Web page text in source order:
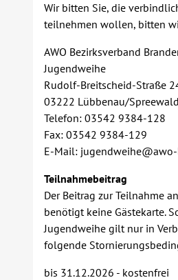
Wir bitten Sie, die
teilnehmen wollen, bitten
AWO Bezirksverband
Jugendweihe
Rudolf-Breitscheid-Straße
03222 Lübbenau/Spreewald
Telefon: 03542 9384-128
Fax: 03542 9384-129
E-Mail:
Teilnahmebeitrag
Der Beitrag zur Teilnahme
benötigt keine Gästekarte.
Jugendweihe gilt nur in
folgende
bis 31.12.2026 - kostenfrei